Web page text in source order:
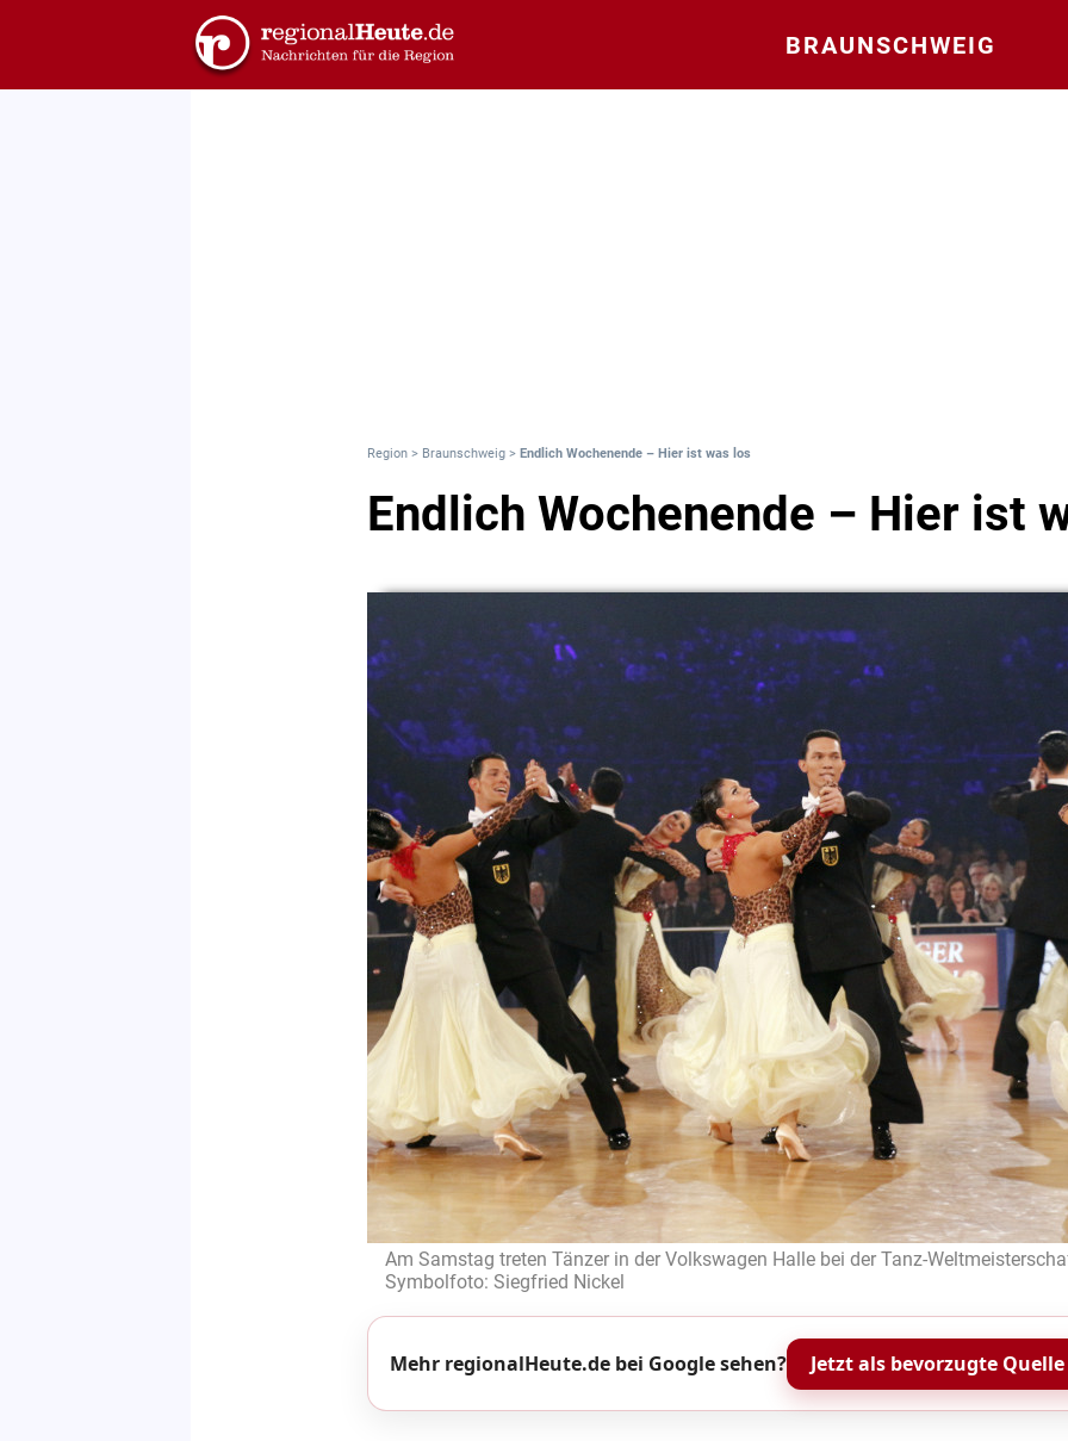
BRAUNSCHWEIG
Region > Braunschweig > Endlich Wochenende – Hier ist was los
Endlich Wochenende – Hier ist
Am Samstag treten Tänzer in der Volkswagen Halle bei der Tanz-
Symbolfoto: Siegfried Nickel
Mehr regionalHeute.de bei Google sehen? Jetzt als bevorzugte